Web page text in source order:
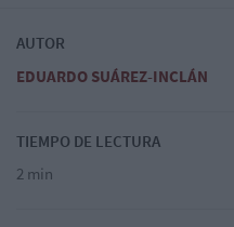
AUTOR
EDUARDO SUÁREZ-INCLÁN
TIEMPO DE LECTURA
2 min